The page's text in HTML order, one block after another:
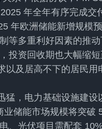
年全年有序完成交
年欧洲储能新增规模
等多重利好因素的推
投资回收期也大幅缩
及居高不下的居民用
，电力基础设施建设
储能市场规模将突破
、光伏项目需配套